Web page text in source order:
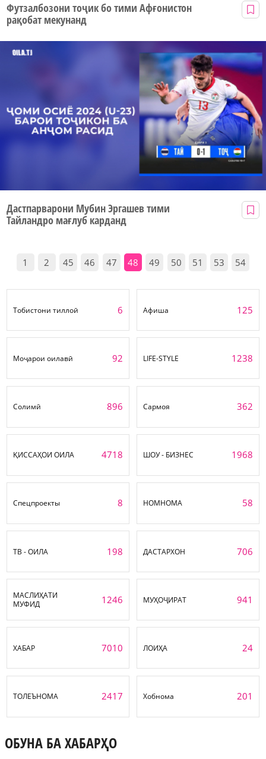
Футзалбозони тоҷик бо тими Афғонистон
рақобат мекунанд
Дастпарварони Мубин Эргашев тими
Тайландро мағлуб карданд
1 2 45 46 47 48 49 50 51 53 54
Тобистони тиллоӣ 6 Афиша 125
Моҷарои оилавӣ 92 LIFE-STYLE 1238
Солимӣ 896 Сармоя 362
ҚИССАҲОИ ОИЛА 4718 ШОУ - БИЗНЕС 1968
Спецпроекты 8 НОМНОМА 58
ТВ - ОИЛА 198 ДАСТАРХОН 706
МАСЛИҲАТИ
МУФИД
1246 МУҲОҶИРАТ 941
ХАБАР 7010 ЛОИҲА 24
ТОЛЕЪНОМА 2417 Хобнома 201
ОБУНА БА ХАБАРҲО